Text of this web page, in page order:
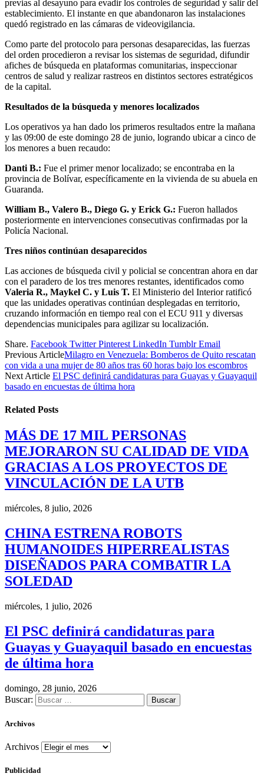
previas al desayuno para evadir los controles de seguridad y salir del
establecimiento. El instante en que abandonaron las instalaciones
quedó registrado en las cámaras de videovigilancia.
Como parte del protocolo para personas desaparecidas, las fuerzas
del orden procedieron a revisar los sistemas de seguridad, difundir
afiches de búsqueda en plataformas comunitarias, inspeccionar
centros de salud y realizar rastreos en distintos sectores estratégicos
de la capital.
Resultados de la búsqueda y menores localizados
Los operativos ya han dado los primeros resultados entre la mañana
y las 09:00 de este domingo 28 de junio, logrando ubicar a cinco de
los menores a buen recaudo:
Danti B.: Fue el primer menor localizado; se encontraba en la
provincia de Bolívar, específicamente en la vivienda de su abuela en
Guaranda.
William B., Valero B., Diego G. y Erick G.: Fueron hallados
posteriormente en intervenciones consecutivas confirmadas por la
Policía Nacional.
Tres niños continúan desaparecidos
Las acciones de búsqueda civil y policial se concentran ahora en dar
con el paradero de los tres menores restantes, identificados como
Valeria R., Maykel C. y Luis T. El Ministerio del Interior ratificó
que las unidades operativas continúan desplegadas en territorio,
cruzando información en tiempo real con el ECU 911 y diversas
dependencias municipales para agilizar su localización.
Share. Facebook Twitter Pinterest LinkedIn Tumblr Email
Previous ArticleMilagro en Venezuela: Bomberos de Quito rescatan
con vida a una mujer de 80 años tras 60 horas bajo los escombros
Next Article El PSC definirá candidaturas para Guayas y Guayaquil
basado en encuestas de última hora
Related Posts
MÁS DE 17 MIL PERSONAS
MEJORARON SU CALIDAD DE VIDA
GRACIAS A LOS PROYECTOS DE
VINCULACIÓN DE LA UTB
miércoles, 8 julio, 2026
CHINA ESTRENA ROBOTS
HUMANOIDES HIPERREALISTAS
DISEÑADOS PARA COMBATIR LA
SOLEDAD
miércoles, 1 julio, 2026
El PSC definirá candidaturas para
Guayas y Guayaquil basado en encuestas
de última hora
domingo, 28 junio, 2026
Buscar:
Archivos
Archivos
Publicidad